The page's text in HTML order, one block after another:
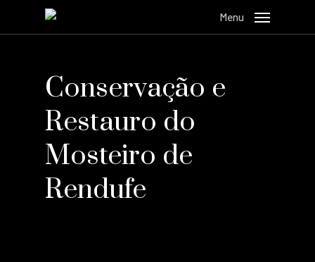
Menu
Conservação e
Restauro do
Mosteiro de
Rendufe